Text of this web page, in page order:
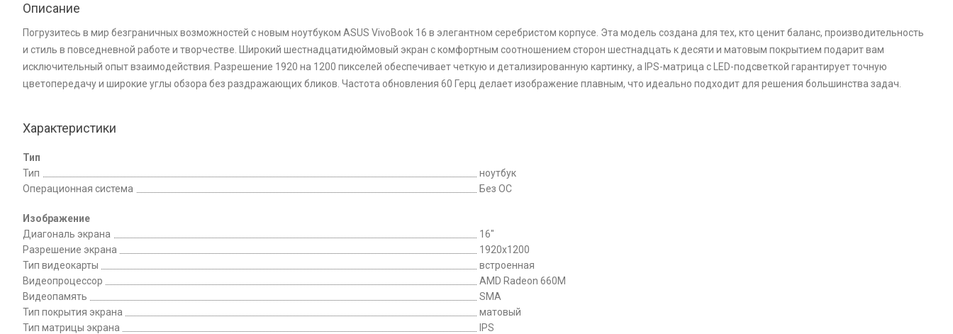
Описание
Погрузитесь в мир безграничных возможностей с новым ноутбуком ASUS VivoBook 16 в элегантном серебристом корпусе. Эта модель создана для тех, кто ценит баланс, производительность
и стиль в повседневной работе и творчестве. Широкий шестнадцатидюймовый экран с комфортным соотношением сторон шестнадцать к десяти и матовым покрытием подарит вам
исключительный опыт взаимодействия. Разрешение 1920 на 1200 пикселей обеспечивает четкую и детализированную картинку, а IPS-матрица с LED-подсветкой гарантирует точную
цветопередачу и широкие углы обзора без раздражающих бликов. Частота обновления 60 Герц делает изображение плавным, что идеально подходит для решения большинства задач.
Характеристики
Тип
Тип
ноутбук
Операционная система
Без ОС
Изображение
Диагональ экрана
16"
Разрешение экрана
1920x1200
Тип видеокарты
встроенная
Видеопроцессор
AMD Radeon 660M
Видеопамять
SMA
Тип покрытия экрана
матовый
Тип матрицы экрана
IPS